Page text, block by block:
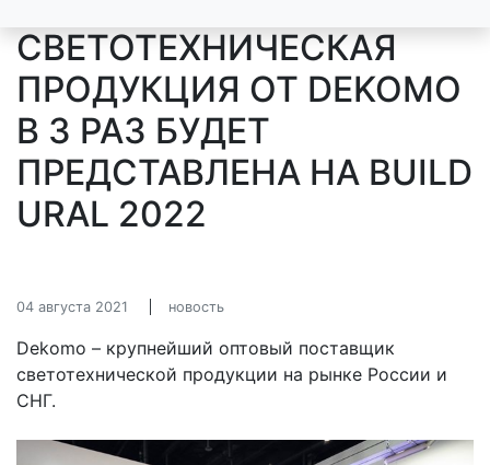
СВЕТОТЕХНИЧЕСКАЯ
ПРОДУКЦИЯ ОТ DEKOMO
В 3 РАЗ БУДЕТ
ПРЕДСТАВЛЕНА НА BUILD
URAL 2022
04 августа 2021 новость
Dekomo – крупнейший оптовый поставщик
светотехнической продукции на рынке России и
СНГ.